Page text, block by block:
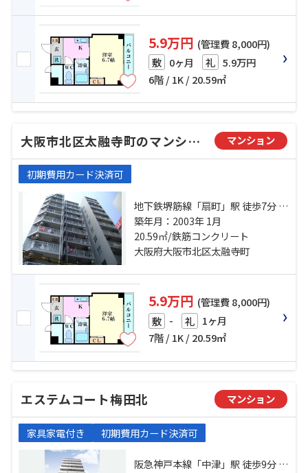
5.9万円 (管理費 8,000円)
敷 0ヶ月 礼 5.9万円
6階 / 1K / 20.59㎡
大阪市北区太融寺町のマンション マンション
初期費用カード決済可
地下鉄堺筋線「扇町」駅 徒歩7分 阪
急宝塚本線「大阪梅田」駅 徒歩10
分 地下鉄谷町線「東梅田」駅 徒歩6
分
築年月：2003年 1月
20.59㎡/鉄筋コンクリート
大阪府大阪市北区太融寺町
5.9万円 (管理費 8,000円)
敷 - 礼 1ヶ月
7階 / 1K / 20.59㎡
エステムコート梅田北 マンション
家具家電付き 初期費用カード決済可
阪急神戸本線「中津」駅 徒歩9分 地